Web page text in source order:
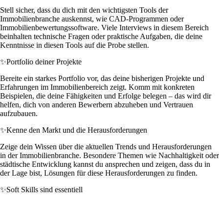
Stell sicher, dass du dich mit den wichtigsten Tools der
Immobilienbranche auskennst, wie CAD-Programmen oder
Immobilienbewertungssoftware. Viele Interviews in diesem Bereich
beinhalten technische Fragen oder praktische Aufgaben, die deine
Kenntnisse in diesen Tools auf die Probe stellen.
✨Portfolio deiner Projekte
Bereite ein starkes Portfolio vor, das deine bisherigen Projekte und
Erfahrungen im Immobilienbereich zeigt. Komm mit konkreten
Beispielen, die deine Fähigkeiten und Erfolge belegen – das wird dir
helfen, dich von anderen Bewerbern abzuheben und Vertrauen
aufzubauen.
✨Kenne den Markt und die Herausforderungen
Zeige dein Wissen über die aktuellen Trends und Herausforderungen
in der Immobilienbranche. Besondere Themen wie Nachhaltigkeit oder
städtische Entwicklung kannst du ansprechen und zeigen, dass du in
der Lage bist, Lösungen für diese Herausforderungen zu finden.
✨Soft Skills sind essentiell